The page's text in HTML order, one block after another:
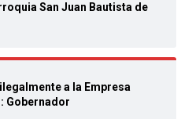
San Juan Bautista de
a la Empresa
Gobernador